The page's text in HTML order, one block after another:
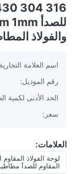
والفولاذ المطاط
اسم العلامة التجارية:
رقم الموديل:
الحد الأدنى لكمية الطلب:
العلامات:
لوحة الفولاذ المقاوم
المقاوم للصدأ مطاطية